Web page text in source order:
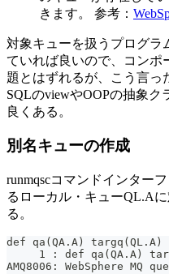
きます。 参考：
対象キューを扱うプログラ
ていれば良いので、コンポ
題とはずれるが、こう言っ
SQLのviewやOOPの抽象
良くある。
別名キューの作成
runmqscコマンドインター
るローカル・キューQL.A
る。
def qa(QA.A) targq(QL.A)
1 : def qa(QA.A)
AMQ8006: WebSphere MQ